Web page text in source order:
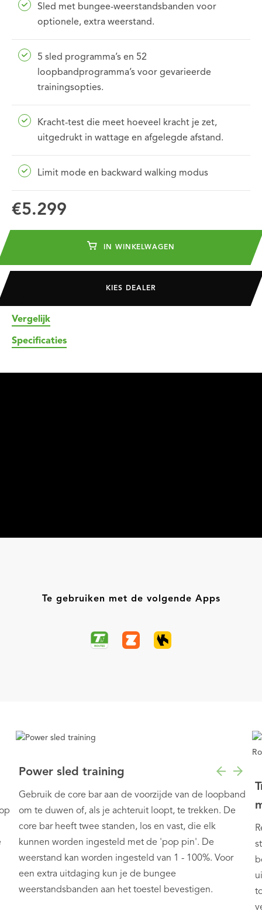
Sled met bungee-weerstandsbanden voor
optionele, extra weerstand.
5 sled programma’s en 52
loopbandprogramma’s voor gevarieerde
trainingsopties.
Kracht-test die meet hoeveel kracht je zet,
uitgedrukt in wattage en afgelegde afstand.
Limit mode en backward walking modus
€5.299
IN WINKELWAGEN
KIES DEALER
Vergelijk
Specificaties
Te gebruiken met de volgende Apps
Power sled training
Gebruik de core bar aan de voorzijde van de loopband
om te duwen of, als je achteruit loopt, te trekken. De
core bar heeft twee standen, los en vast, die elk
kunnen worden ingesteld met de 'pop pin'. De
weerstand kan worden ingesteld van 1 - 100%. Voor
een extra uitdaging kun je de bungee
weerstandsbanden aan het toestel bevestigen.